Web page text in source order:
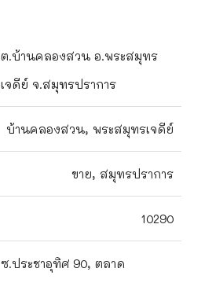
ต.บ้านคลองสวน อ.พระสมุทร
เจดีย์ จ.สมุทรปราการ
บ้านคลองสวน, พระสมุทรเจดีย์
ขาย, สมุทรปราการ
10290
ซ.ประชาอุทิศ 90, ตลาด